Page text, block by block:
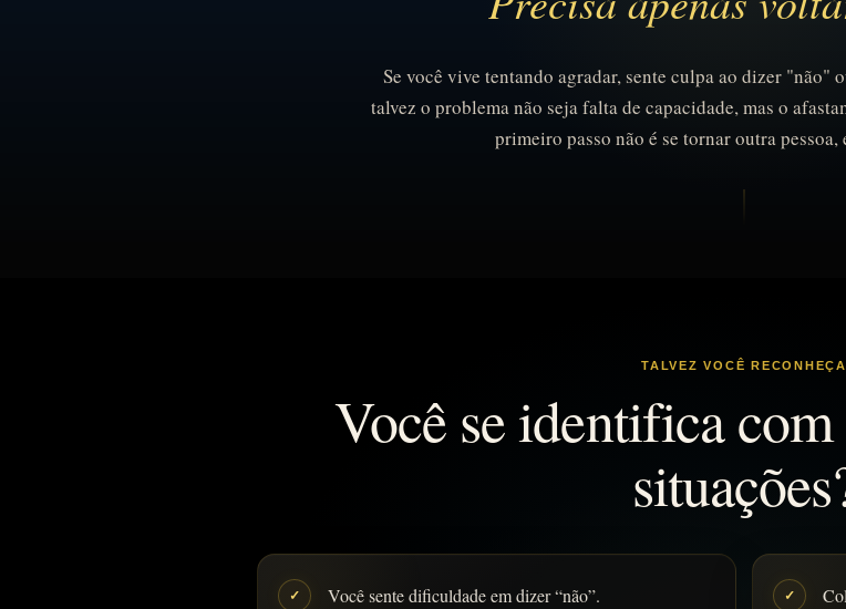
Se você vive tentando agradar, sente culpa ao dizer "não"
talvez o problema não seja falta de capacidade, mas o
primeiro passo não é se tornar outra
TALVEZ VOCÊ RECONHEÇA
Você se identifica com
✓ Você sente dificuldade em dizer “não”. ✓